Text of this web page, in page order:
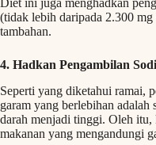
Diet ini juga menghadkan
(tidak lebih daripada 2.300
tambahan.
4. Hadkan Pengambilan
Seperti yang diketahui ramai,
garam yang berlebihan adalah
darah menjadi tinggi. Oleh itu,
makanan yang mengandungi